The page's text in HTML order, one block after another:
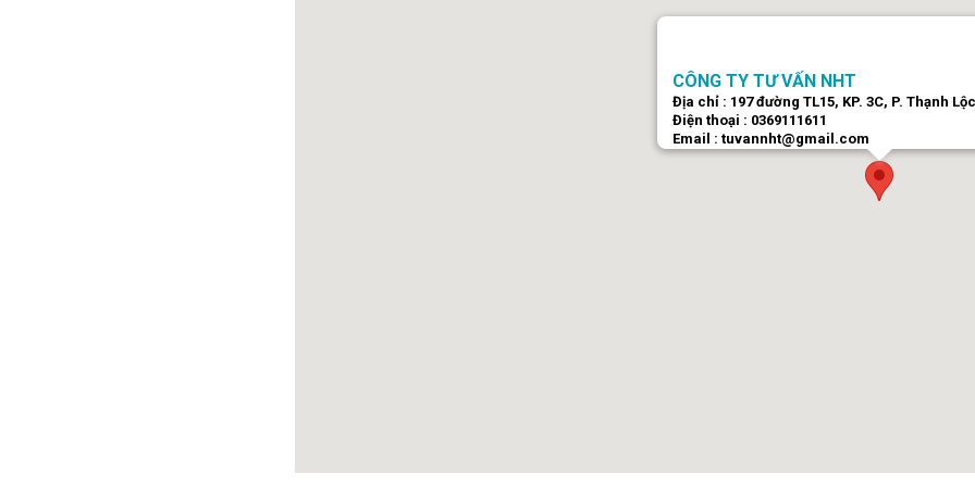
CÔNG TY TƯ VẤN NHT
Địa chỉ : 197 đường TL15, KP. 3C, P. Thạnh
Điện thoại : 0369111611
Email : tuvannht@gmail.com